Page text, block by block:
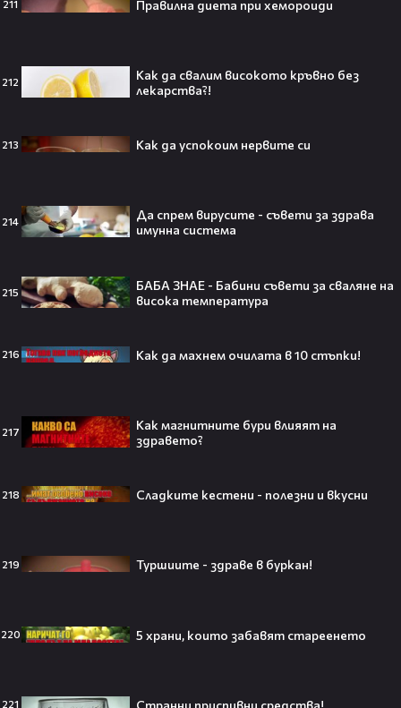
211 Правилна диета при хемороиди
212
Как да свалим високото кръвно без
лекарства?!
213 Как да успокоим нервите си
214
Да спрем вирусите - съвети за здрава
имунна система
215
БАБА ЗНАЕ - Бабини съвети за сваляне на
висока температура
216 Как да махнем очилата в 10 стъпки!
217
Как магнитните бури влияят на
здравето?
218 Сладките кестени - полезни и вкусни
219 Туршиите - здраве в буркан!
220 5 храни, които забавят стареенето
221 Странни приспивни средства!
предложи брак на Зендая, а тя
отвърна само с три думи😅
MrBeast се ожени!💍🥰
проговаря десетилетие по-късно
се превърна в световна икона🤩🎂
гарантиран“🧐💥